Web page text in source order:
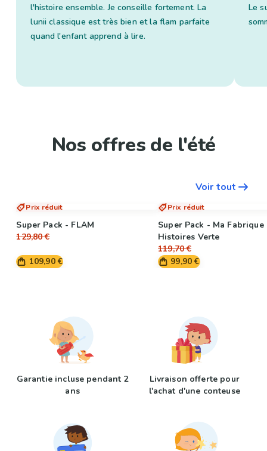
l'histoire ensemble. Je conseille fortement. La
lunii classique est très bien et la flam parfaite
quand l'enfant apprend à lire.
Le
Nos offres de l'été
Voir tout
Prix réduit
Super Pack - FLAM
129,80 €
109,90 €
Prix réduit
Super Pack - Ma Fabrique
Histoires Verte
119,70 €
99,90 €
Garantie incluse pendant 2
ans
Livraison offerte pour
l'achat d'une conteuse